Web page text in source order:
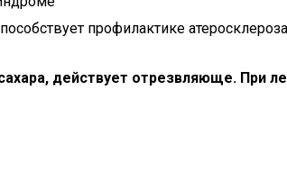
профилактике атеросклероза
действует отрезвляюще.